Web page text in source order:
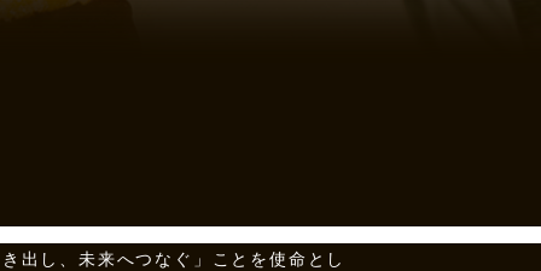
出し、未来へつなぐ」ことを使命とし